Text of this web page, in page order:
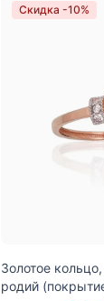
Скидка -10%
Золотое
родий